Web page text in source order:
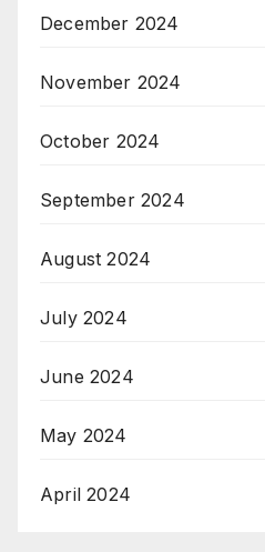
December 2024
November 2024
October 2024
September 2024
August 2024
July 2024
June 2024
May 2024
April 2024